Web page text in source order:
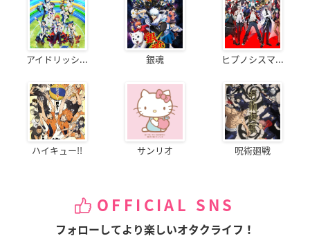
アイドリッシ... 銀魂 ヒプノシスマ...
ハイキュー!! サンリオ 呪術廻戦
OFFICIAL SNS
フォローしてより楽しいオタクライフ！